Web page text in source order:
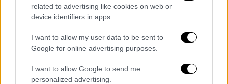
related to advertising like cookies on web or
device identifiers in apps.
I want to allow my user data to be sent to
Google for online advertising purposes.
I want to allow Google to send me
personalized advertising.
Google: Έχεις ξεμείνει κι εσύ με μία...